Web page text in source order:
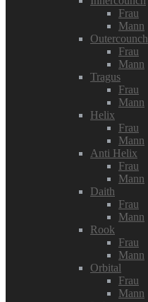
Frau
Mann
Outercounch
Frau
Mann
Tragus
Frau
Mann
Helix
Frau
Mann
Anti Helix
Frau
Mann
Daith
Frau
Mann
Rook
Frau
Mann
Orbital
Frau
Mann